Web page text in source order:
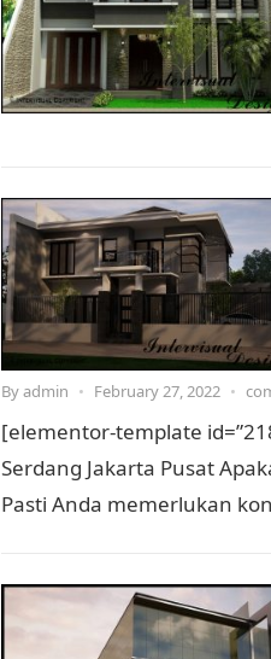
Byadmin • February 27, 2022 •
[elementor-template
Serdang Jakarta Pusat
Pasti Anda memerlukan